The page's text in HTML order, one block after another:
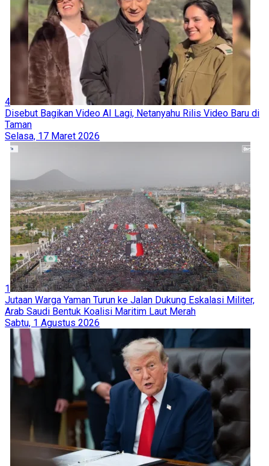
4
Disebut Bagikan Video AI Lagi, Netanyahu Rilis Video Baru di
Taman
Selasa, 17 Maret 2026
1
Jutaan Warga Yaman Turun ke Jalan Dukung Eskalasi Militer,
Arab Saudi Bentuk Koalisi Maritim Laut Merah
Sabtu, 1 Agustus 2026